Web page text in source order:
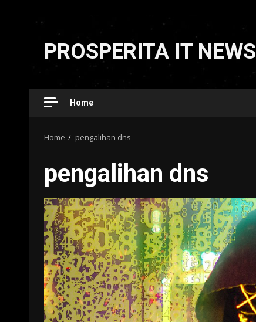
Skip
content
PROSPERITA IT NEWS
Home
Home pengalihan dns
pengalihan dns